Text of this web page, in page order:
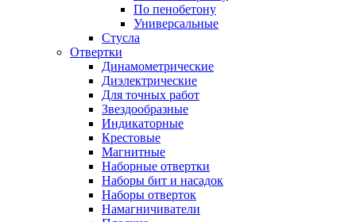
По пенобетону
Универсальные
Стусла
Отвертки
Динамометрические
Диэлектрические
Для точных работ
Звездообразные
Индикаторные
Крестовые
Магнитные
Наборные отвертки
Наборы бит и насадок
Наборы отверток
Намагничиватели